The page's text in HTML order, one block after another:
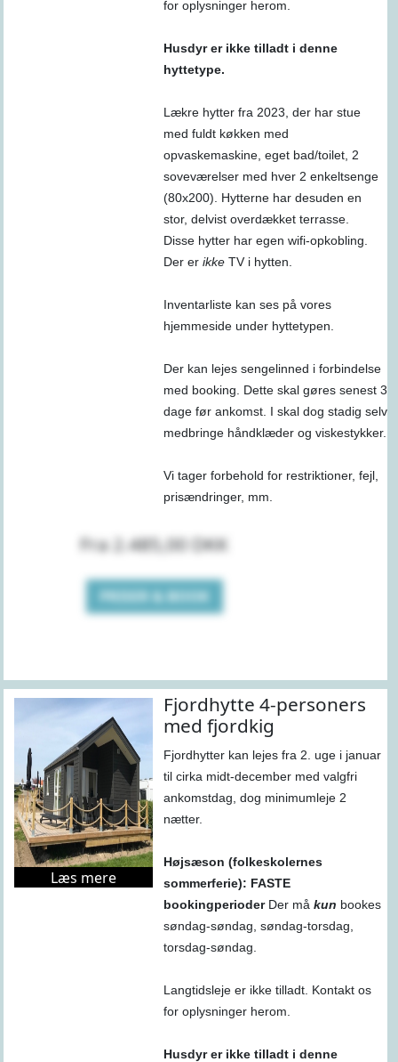
for oplysninger herom.
Husdyr er ikke tilladt i denne
hyttetype.
Lækre hytter fra 2023, der har stue
med fuldt køkken med
opvaskemaskine, eget bad/toilet, 2
soveværelser med hver 2 enkeltsenge
(80x200). Hytterne har desuden en
stor, delvist overdækket terrasse.
Disse hytter har egen wifi-opkobling.
Der er ikke TV i hytten.
Inventarliste kan ses på vores
hjemmeside under hyttetypen.
Der kan lejes sengelinned i forbindelse
med booking. Dette skal gøres senest 3
dage før ankomst. I skal dog stadig selv
medbringe håndklæder og viskestykker.
Vi tager forbehold for restriktioner, fejl,
prisændringer, mm.
Fra 2.485,00 DKK
PRISER & BOOK
Læs mere
Fjordhytte 4-personers
med fjordkig
Fjordhytter kan lejes fra 2. uge i januar
til cirka midt-december med valgfri
ankomstdag, dog minimumleje 2
nætter.
Højsæson (folkeskolernes
sommerferie): FASTE
bookingperioderDer må kun bookes
søndag-søndag, søndag-torsdag,
torsdag-søndag.
Langtidsleje er ikke tilladt. Kontakt os
for oplysninger herom.
Husdyr er ikke tilladt i denne